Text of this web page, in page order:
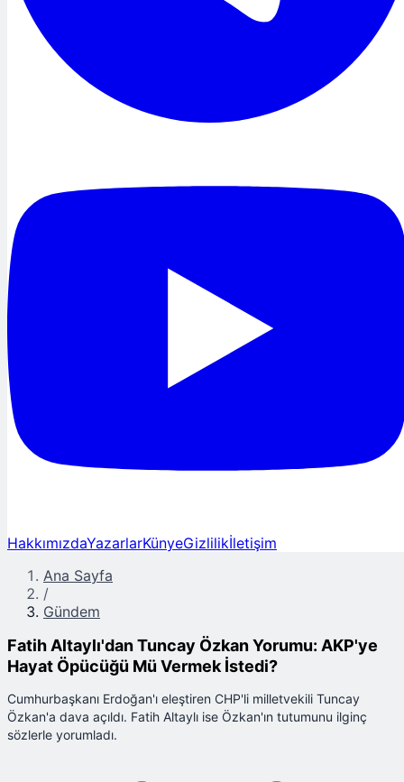
HakkımızdaYazarlarKünyeGizlilikİletişim
Ana Sayfa
/
Gündem
Fatih Altaylı'dan Tuncay Özkan Yorumu: AKP'ye
Hayat Öpücüğü Mü Vermek İstedi?
Cumhurbaşkanı Erdoğan'ı eleştiren CHP'li milletvekili Tuncay
Özkan'a dava açıldı. Fatih Altaylı ise Özkan'ın tutumunu ilginç
sözlerle yorumladı.